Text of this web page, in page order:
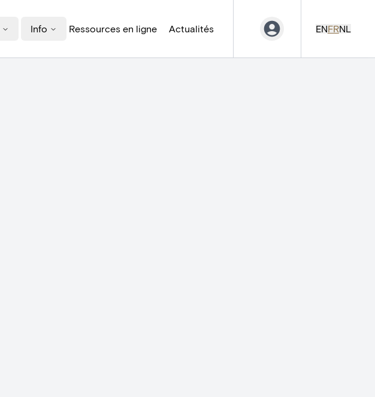
Info Ressources en ligne Actualités ENFRNL